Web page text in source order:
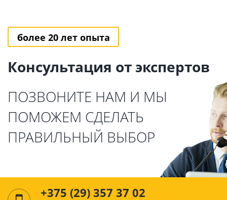
более 20 лет опыта
Консультация от экспертов
ПОЗВОНИТЕ НАМ И МЫ
ПОМОЖЕМ СДЕЛАТЬ
ПРАВИЛЬНЫЙ ВЫБОР
+375 (29) 357 37 02